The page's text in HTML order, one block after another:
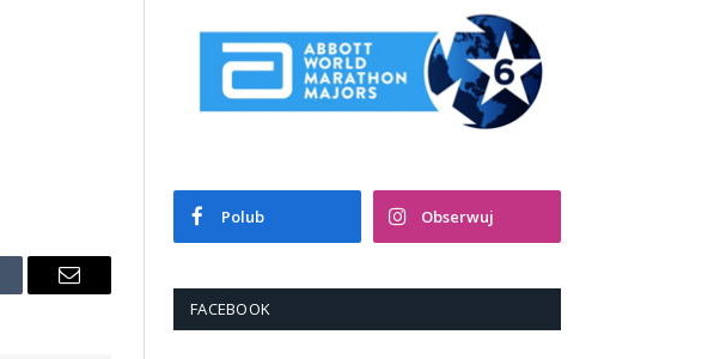
Email
Polub Obserwuj
FACEBOOK